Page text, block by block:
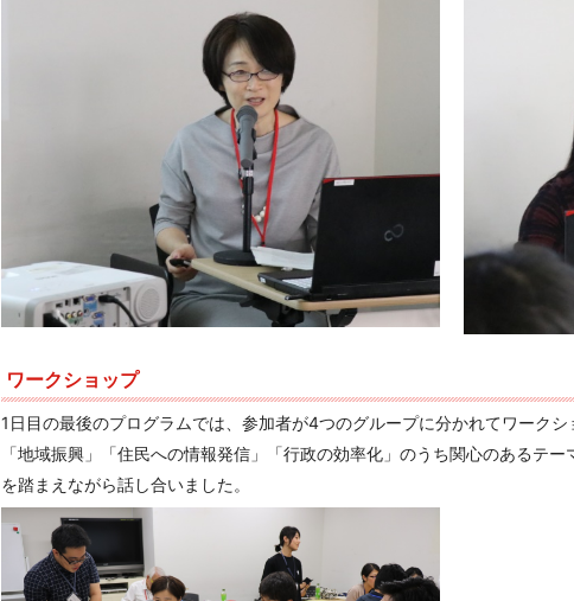
ワークショップ
1日目の最後のプログラムでは、参加者が4つのグループに分かれてワークシ
「地域振興」「住民への情報発信」「行政の効率化」のうち関心のあるテ
を踏まえながら話し合いました。